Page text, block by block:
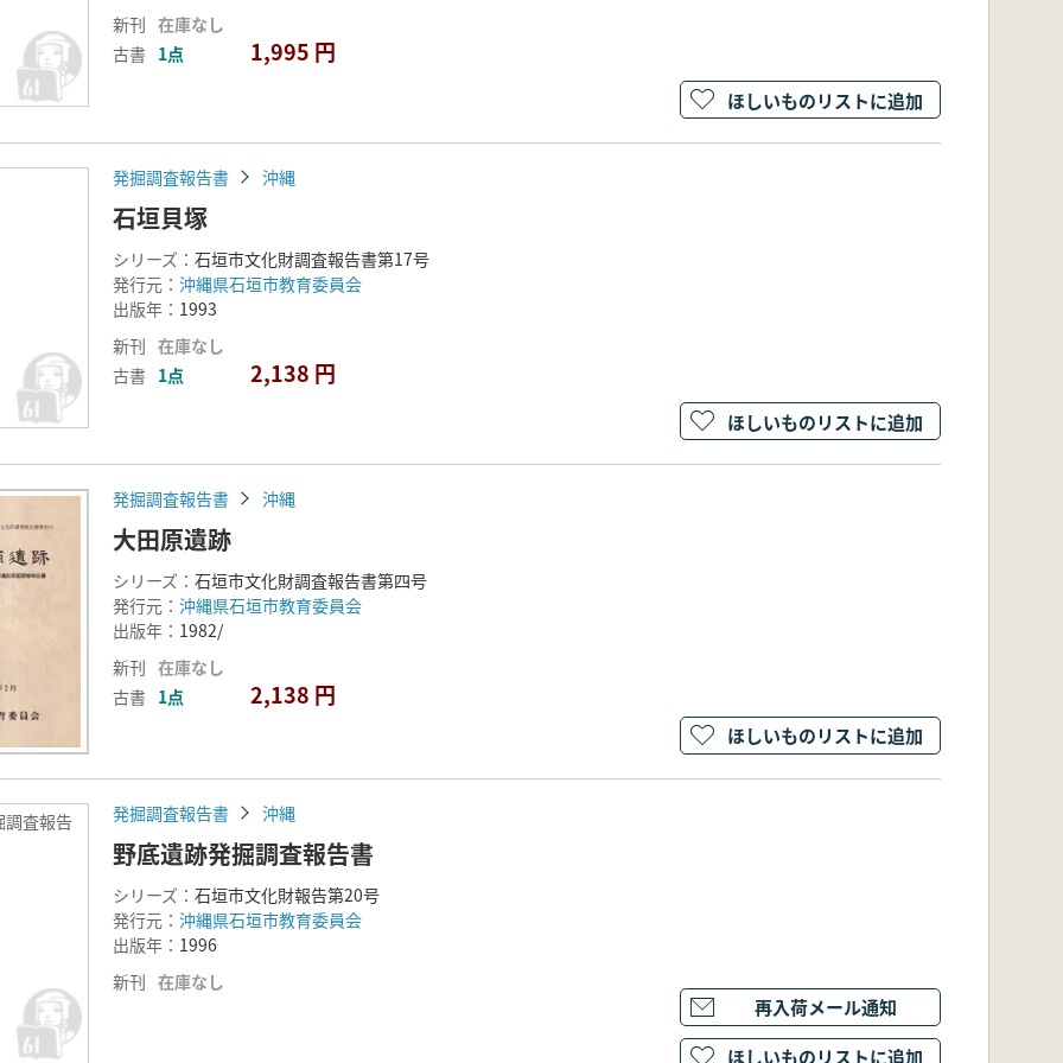
新刊 在庫なし
古書 1点 1,995 円
ほしいものリストに追加
発掘調査報告書 沖縄
石垣貝塚
シリーズ： 石垣市文化財調査報告書第17号
発行元： 沖縄県石垣市教育委員会
出版年： 1993
新刊 在庫なし
古書 1点 2,138 円
ほしいものリストに追加
発掘調査報告書 沖縄
大田原遺跡
シリーズ： 石垣市文化財調査報告書第四号
発行元： 沖縄県石垣市教育委員会
出版年： 1982/
新刊 在庫なし
古書 1点 2,138 円
ほしいものリストに追加
調査報告 発掘調査報告書 沖縄
野底遺跡発掘調査報告書
シリーズ： 石垣市文化財報告第20号
発行元： 沖縄県石垣市教育委員会
出版年： 1996
新刊 在庫なし
再入荷メール通知
ほしいものリストに追加